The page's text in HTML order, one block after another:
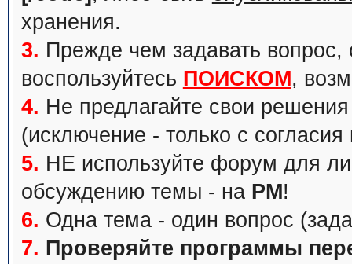
хранения.
3. Прежде чем задавать вопрос,
воспользуйтесь ПОИСКОМ,
4. Не предлагайте свои
(исключение - только с
5. НЕ используйте форум для
обсуждению темы - на PM!
6. Одна тема - один вопрос
7. Проверяйте программы